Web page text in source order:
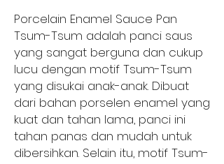
Porcelain Enamel Sauce Pan
Tsum-Tsum adalah panci saus
yang sangat berguna dan cukup
lucu dengan motif Tsum-Tsum
yang disukai anak-anak. Dibuat
dari bahan porselen enamel yang
kuat dan tahan lama, panci ini
tahan panas dan mudah untuk
dibersihkan. Selain itu, motif Tsum-